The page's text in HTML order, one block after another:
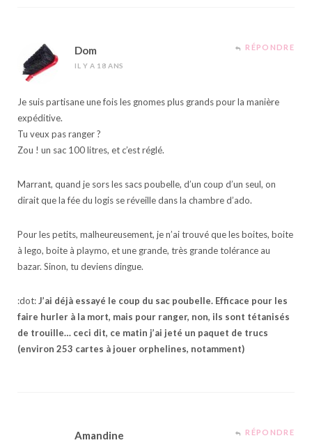
Dom
IL Y A 18 ANS
RÉPONDRE
Je suis partisane une fois les gnomes plus grands pour la manière
expéditive.
Tu veux pas ranger ?
Zou ! un sac 100 litres, et c’est réglé.
Marrant, quand je sors les sacs poubelle, d’un coup d’un seul, on
dirait que la fée du logis se réveille dans la chambre d’ado.
Pour les petits, malheureusement, je n’ai trouvé que les boites, boite
à lego, boite à playmo, et une grande, très grande tolérance au
bazar. Sinon, tu deviens dingue.
:dot:J’ai déjà essayé le coup du sac poubelle. Efficace pour les
faire hurler à la mort, mais pour ranger, non, ils sont tétanisés
de trouille… ceci dit, ce matin j’ai jeté un paquet de trucs
(environ 253 cartes à jouer orphelines, notamment)
Amandine RÉPONDRE